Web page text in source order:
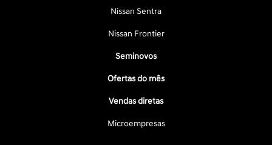
Nissan Sentra
Nissan Frontier
Seminovos
Ofertas do mês
Vendas diretas
Microempresas